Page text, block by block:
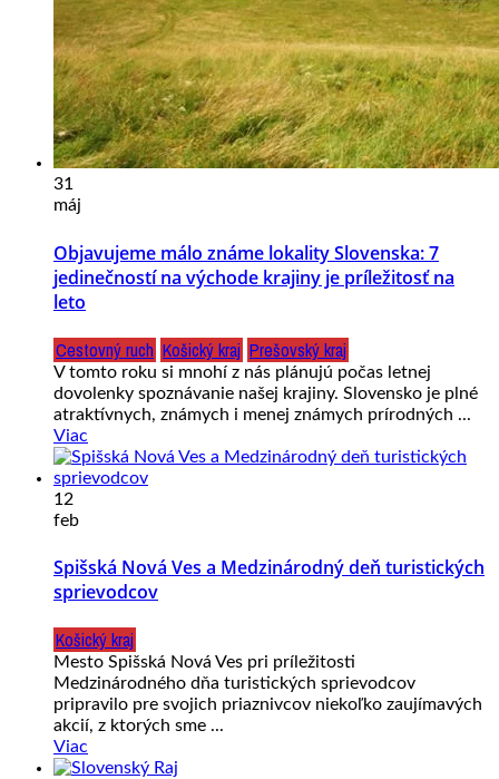
31
máj
Objavujeme málo známe lokality Slovenska: 7
jedinečností na východe krajiny je príležitosť na
leto
Cestovný ruch Košický kraj Prešovský kraj
V tomto roku si mnohí z nás plánujú počas letnej
dovolenky spoznávanie našej krajiny. Slovensko je plné
atraktívnych, známych i menej známych prírodných ...
Viac
12
feb
Spišská Nová Ves a Medzinárodný deň turistických
sprievodcov
Košický kraj
Mesto Spišská Nová Ves pri príležitosti
Medzinárodného dňa turistických sprievodcov
pripravilo pre svojich priaznivcov niekoľko zaujímavých
akcií, z ktorých sme ...
Viac